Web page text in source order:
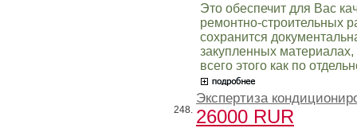
Это обеспечит для Вас
ремонтно-строительных
сохранится
закупленных
всего этого как по
248.
Экспертиза
26000 RUR